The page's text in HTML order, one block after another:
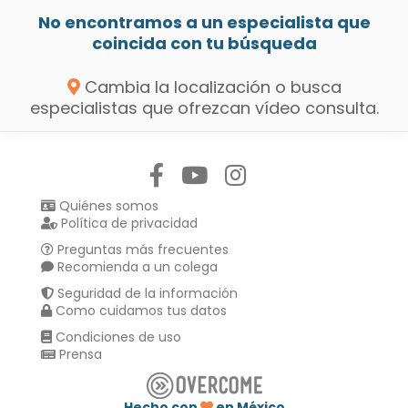
No encontramos a un especialista que
coincida con tu búsqueda
Cambia la localización o busca
especialistas que ofrezcan vídeo consulta.
Quiénes somos
Política de privacidad
Preguntas más frecuentes
Recomienda a un colega
Seguridad de la información
Como cuidamos tus datos
Condiciones de uso
Prensa